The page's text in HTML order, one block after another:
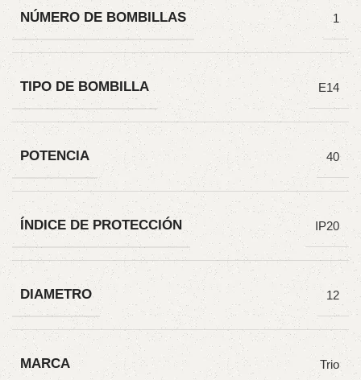
NÚMERO DE BOMBILLAS 1
TIPO DE BOMBILLA E14
POTENCIA 40
ÍNDICE DE PROTECCIÓN IP20
DIAMETRO 12
MARCA Trio